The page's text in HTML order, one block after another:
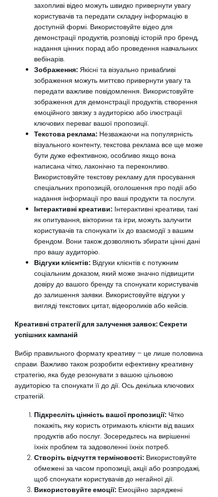
захопливі відео можуть швидко привернути увагу
користувачів та передати складну інформацію в
доступній формі. Використовуйте відео для
демонстрації продуктів, розповіді історій про бренд,
надання цінних порад або проведення навчальних
вебінарів.
Зображення: Якісні та візуально привабливі
зображення можуть миттєво привернути увагу та
передати важливе повідомлення. Використовуйте
зображення для демонстрації продуктів, створення
емоційного звязку з аудиторією або ілюстрації
ключових переваг вашої пропозиції.
Текстова реклама: Незважаючи на популярність
візуального контенту, текстова реклама все ще може
бути дуже ефективною, особливо якщо вона
написана чітко, лаконічно та переконливо.
Використовуйте текстову рекламу для просування
спеціальних пропозицій, оголошення про події або
надання інформації про ваші продукти та послуги.
Інтерактивні креативи: Інтерактивні креативи, такі
як опитування, вікторини та ігри, можуть залучити
користувачів та спонукати їх до взаємодії з вашим
брендом. Вони також дозволяють збирати цінні дані
про вашу аудиторію.
Відгуки клієнтів: Відгуки клієнтів є потужним
соціальним доказом, який може значно підвищити
довіру до вашого бренду та спонукати користувачів
до залишення заявки. Використовуйте відгуки у
вигляді текстових цитат, відеороликів або кейсів.
Креативні стратегії для залучення заявок: Секрети
успішних кампаній
Вибір правильного формату креативу – це лише половина
справи. Важливо також розробити ефективну креативну
стратегію, яка буде резонувати з вашою цільовою
аудиторією та спонукати її до дії. Ось декілька ключових
стратегій:
Підкресліть цінність вашої пропозиції: Чітко
покажіть, яку користь отримають клієнти від ваших
продуктів або послуг. Зосередьтесь на вирішенні
їхніх проблем та задоволенні їхніх потреб.
Створіть відчуття терміновості: Використовуйте
обмежені за часом пропозиції, акції або розпродажі,
щоб спонукати користувачів до негайної дії.
Використовуйте емоції: Емоційно заряджені